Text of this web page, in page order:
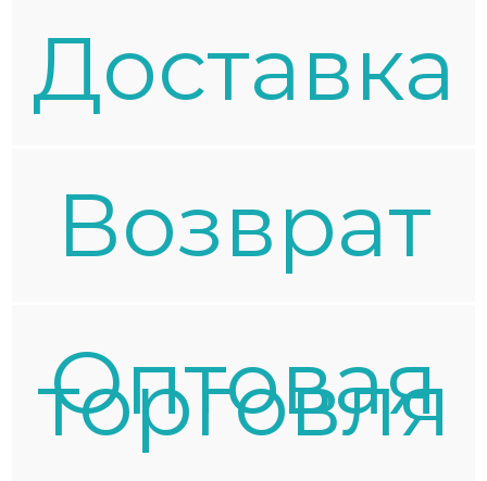
Доставка
Возврат
Оптовая
торговля